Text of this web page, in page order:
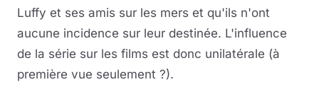
Luffy et ses amis sur les mers et qu'ils n'ont
aucune incidence sur leur destinée. L'influence
de la série sur les films est donc unilatérale (à
première vue seulement ?).